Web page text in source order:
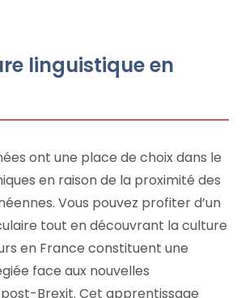
linguistique en
ont une place de choix dans le
en raison de la proximité des
Vous pouvez profiter d’un
tout en découvrant la culture
en France constituent une
face aux nouvelles
Brexit. Cet apprentissage